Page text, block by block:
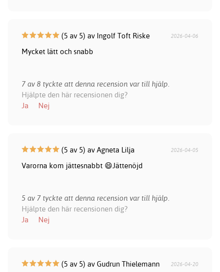
(5 av 5) av Ingolf Toft Riske 2026-04-06
Mycket lätt och snabb
7 av 8 tyckte att denna recension var till hjälp.
Hjälpte den här recensionen dig?
Ja
Nej
(5 av 5) av Agneta Lilja 2026-04-05
Varorna kom jättesnabbt 😄Jättenöjd
5 av 7 tyckte att denna recension var till hjälp.
Hjälpte den här recensionen dig?
Ja
Nej
(5 av 5) av Gudrun Thielemann 2026-04-20